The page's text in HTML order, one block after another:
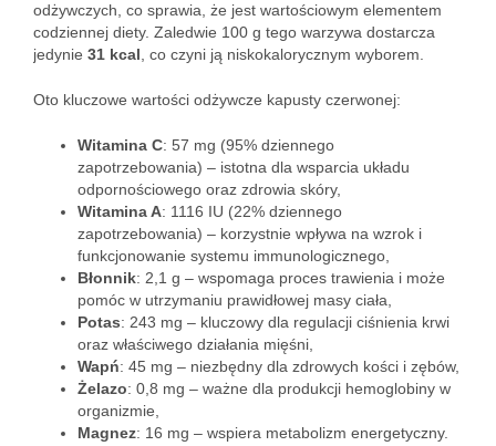
odżywczych, co sprawia, że jest wartościowym elementem
codziennej diety. Zaledwie 100 g tego warzywa dostarcza
jedynie 31 kcal , co czyni ją niskokalorycznym wyborem.
Oto kluczowe wartości odżywcze kapusty czerwonej:
Witamina C: 57 mg (95% dziennego
zapotrzebowania) – istotna dla wsparcia układu
odpornościowego oraz zdrowia skóry,
Witamina A: 1116 IU (22% dziennego
zapotrzebowania) – korzystnie wpływa na wzrok i
funkcjonowanie systemu immunologicznego,
Błonnik: 2,1 g – wspomaga proces trawienia i może
pomóc w utrzymaniu prawidłowej masy ciała,
Potas: 243 mg – kluczowy dla regulacji ciśnienia krwi
oraz właściwego działania mięśni,
Wapń: 45 mg – niezbędny dla zdrowych kości i zębów,
Żelazo: 0,8 mg – ważne dla produkcji hemoglobiny w
organizmie,
Magnez: 16 mg – wspiera metabolizm energetyczny.